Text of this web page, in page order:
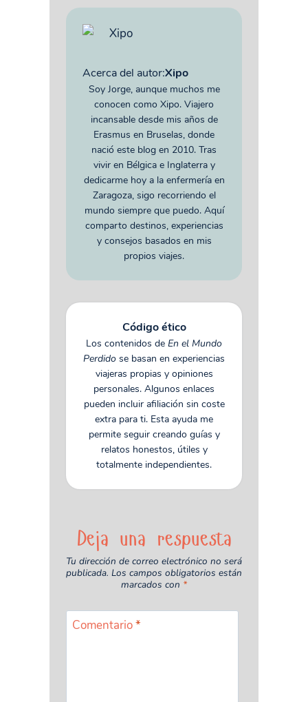
Acerca del autor:Xipo
Soy Jorge, aunque muchos me
conocen como Xipo. Viajero
incansable desde mis años de
Erasmus en Bruselas, donde
nació este blog en 2010. Tras
vivir en Bélgica e Inglaterra y
dedicarme hoy a la enfermería en
Zaragoza, sigo recorriendo el
mundo siempre que puedo. Aquí
comparto destinos, experiencias
y consejos basados en mis
propios viajes.
Código ético
Los contenidos de En el Mundo
Perdido se basan en experiencias
viajeras propias y opiniones
personales. Algunos enlaces
pueden incluir afiliación sin coste
extra para ti. Esta ayuda me
permite seguir creando guías y
relatos honestos, útiles y
totalmente independientes.
Deja una respuesta
Tu dirección de correo electrónico no será
publicada. Los campos obligatorios están
marcados con *
Comentario*